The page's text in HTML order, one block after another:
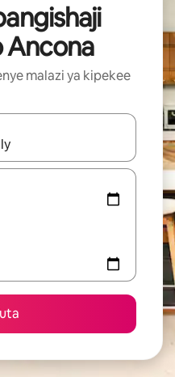
Ancona
malazi ya kipekee
vinjari kwa kutumia vitufe